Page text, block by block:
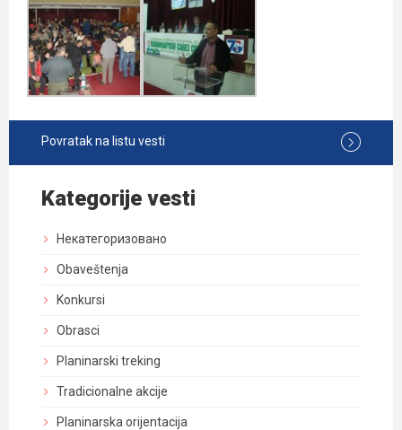
Povratak na listu vesti
Kategorije vesti
Некатегоризовано
Obaveštenja
Konkursi
Obrasci
Planinarski treking
Tradicionalne akcije
Planinarska orijentacija